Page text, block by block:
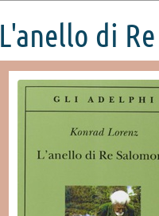
L'anello di